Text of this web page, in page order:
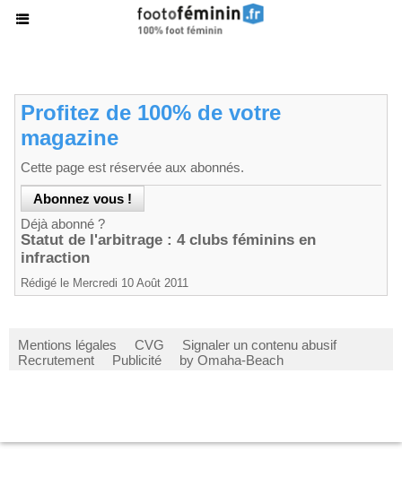
Profitez de 100% de votre
magazine
Cette page est réservée aux abonnés.
Déjà abonné ?
Statut de l'arbitrage : 4 clubs féminins en
infraction
Rédigé le Mercredi 10 Août 2011
Mentions légales CVG
Signaler un contenu abusif
Recrutement
Publicité by Omaha-Beach